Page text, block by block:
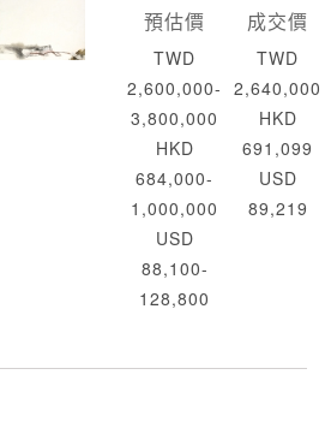
預估價
TWD
2,600,000-
3,800,000
HKD
684,000-
1,000,000
USD
88,100-
128,800
成交價
TWD
2,640,000
HKD
691,099
USD
89,219